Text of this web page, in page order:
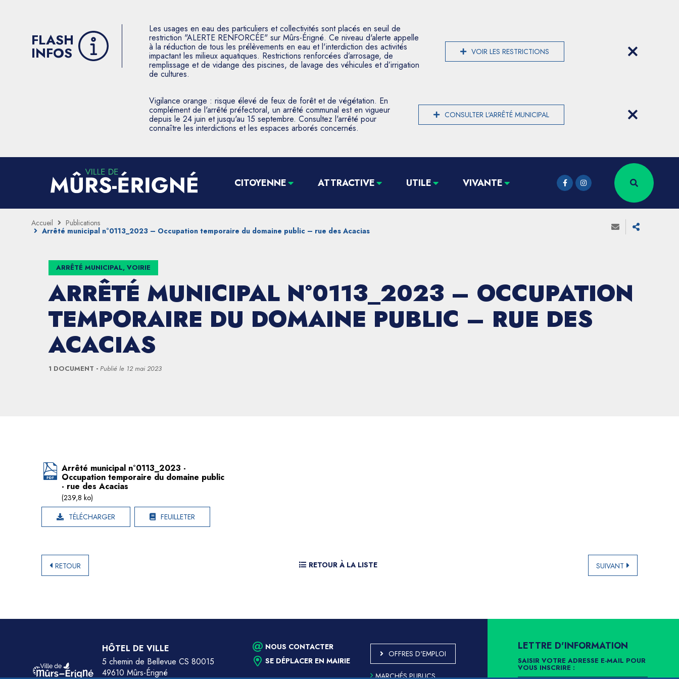
FLASH
INFOS
Les usages en eau des particuliers et collectivités sont placés en seuil de
restriction "ALERTE RENFORCÉE" sur Mûrs-Érigné. Ce niveau d'alerte appelle
à la réduction de tous les prélèvements en eau et l'interdiction des activités
impactant les milieux aquatiques. Restrictions renforcées d’arrosage, de
remplissage et de vidange des piscines, de lavage des véhicules et d’irrigation
de cultures.
VOIR LES RESTRICTIONS
Vigilance orange : risque élevé de feux de forêt et de végétation. En
complément de l'arrêté préfectoral, un arrêté communal est en vigueur
depuis le 24 juin et jusqu'au 15 septembre. Consultez l'arrêté pour
connaître les interdictions et les espaces arborés concernés.
CONSULTER L'ARRÊTÉ MUNICIPAL
CITOYENNE ATTRACTIVE UTILE VIVANTE
Accueil
Publications
Arrêté municipal n°0113_2023 – Occupation temporaire du domaine public – rue des Acacias
ARRÊTÉ MUNICIPAL, VOIRIE
ARRÊTÉ MUNICIPAL N°0113_2023 – OCCUPATION
TEMPORAIRE DU DOMAINE PUBLIC – RUE DES
ACACIAS
1 DOCUMENT Publié le 12 mai 2023
Arrêté municipal n°0113_2023 -
Occupation temporaire du domaine public
- rue des Acacias
(239,8 ko)
TÉLÉCHARGER
FEUILLETER
RETOUR RETOUR À LA LISTE SUIVANT
HÔTEL DE VILLE
5 chemin de Bellevue CS 80015
49610 Mûrs-Érigné
NOUS CONTACTER
SE DÉPLACER EN MAIRIE
OFFRES D'EMPLOI
MARCHÉS PUBLICS
LETTRE D'INFORMATION
SAISIR VOTRE ADRESSE E-MAIL POUR
VOUS INSCRIRE :